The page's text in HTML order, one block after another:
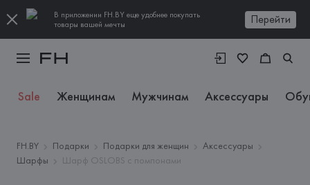
В приложении FH.BY еще удобнее покупать
товары вашей мечты
Перейти
Sale Женщинам Мужчинам Аксессуары
FH.BY Подарки Подарки для женщин
Аксессуары
Шарфы
Шарф OSLOBS с помпонами